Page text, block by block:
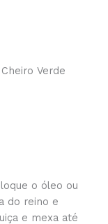
Verde
o óleo ou
do reino e
e mexa até